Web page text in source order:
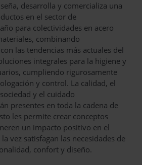
desarrolla y comercializa una
en el sector de
para colectividades en acero
combinando
las tendencias más actuales del
integrales para la higiene y
cumpliendo rigurosamente
y control. La calidad, el
y el cuidado
presentes en toda la cadena de
les permite crear conceptos
un impacto positivo en el
vez satisfagan las necesidades de
confort y diseño.